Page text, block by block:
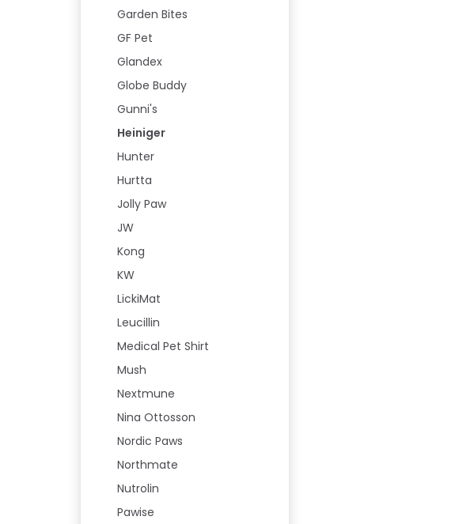
Garden Bites
GF Pet
Glandex
Globe Buddy
Gunni's
Heiniger
Hunter
Hurtta
Jolly Paw
JW
Kong
KW
LickiMat
Leucillin
Medical Pet Shirt
Mush
Nextmune
Nina Ottosson
Nordic Paws
Northmate
Nutrolin
Pawise